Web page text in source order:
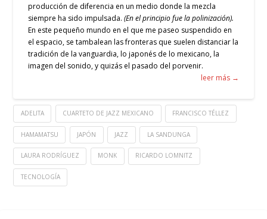
producción de diferencia en un medio donde la mezcla
siempre ha sido impulsada.(En el principio fue la polinización).
En este pequeño mundo en el que me paseo suspendido en
el espacio, se tambalean las fronteras que suelen distanciar la
tradición de la vanguardia, lo japonés de lo mexicano, la
imagen del sonido, y quizás el pasado del porvenir.
leer más →
ADELITA CUARTETO DE JAZZ MEXICANO FRANCISCO TÉLLEZ
HAMAMATSU JAPÓN JAZZ LA SANDUNGA
LAURA RODRÍGUEZ MONK RICARDO LOMNITZ
TECNOLOGÍA